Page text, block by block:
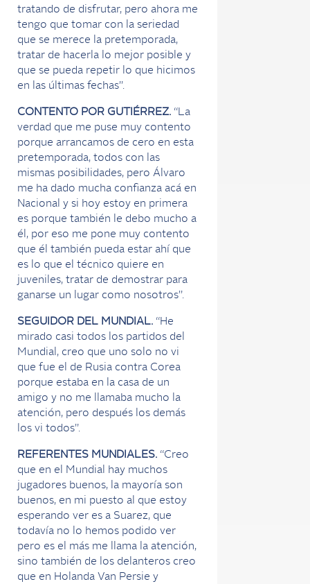
tratando de disfrutar, pero ahora me
tengo que tomar con la seriedad
que se merece la pretemporada,
tratar de hacerla lo mejor posible y
que se pueda repetir lo que hicimos
en las últimas fechas”.
CONTENTO POR GUTIÉRREZ. “La
verdad que me puse muy contento
porque arrancamos de cero en esta
pretemporada, todos con las
mismas posibilidades, pero Álvaro
me ha dado mucha confianza acá en
Nacional y si hoy estoy en primera
es porque también le debo mucho a
él, por eso me pone muy contento
que él también pueda estar ahí que
es lo que el técnico quiere en
juveniles, tratar de demostrar para
ganarse un lugar como nosotros”.
SEGUIDOR DEL MUNDIAL. “He
mirado casi todos los partidos del
Mundial, creo que uno solo no vi
que fue el de Rusia contra Corea
porque estaba en la casa de un
amigo y no me llamaba mucho la
atención, pero después los demás
los vi todos”.
REFERENTES MUNDIALES. “Creo
que en el Mundial hay muchos
jugadores buenos, la mayoría son
buenos, en mi puesto al que estoy
esperando ver es a Suarez, que
todavía no lo hemos podido ver
pero es el más me llama la atención,
sino también de los delanteros creo
que en Holanda Van Persie y